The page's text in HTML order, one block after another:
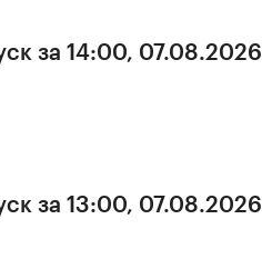
за 14:00, 07.08.2026
за 13:00, 07.08.2026